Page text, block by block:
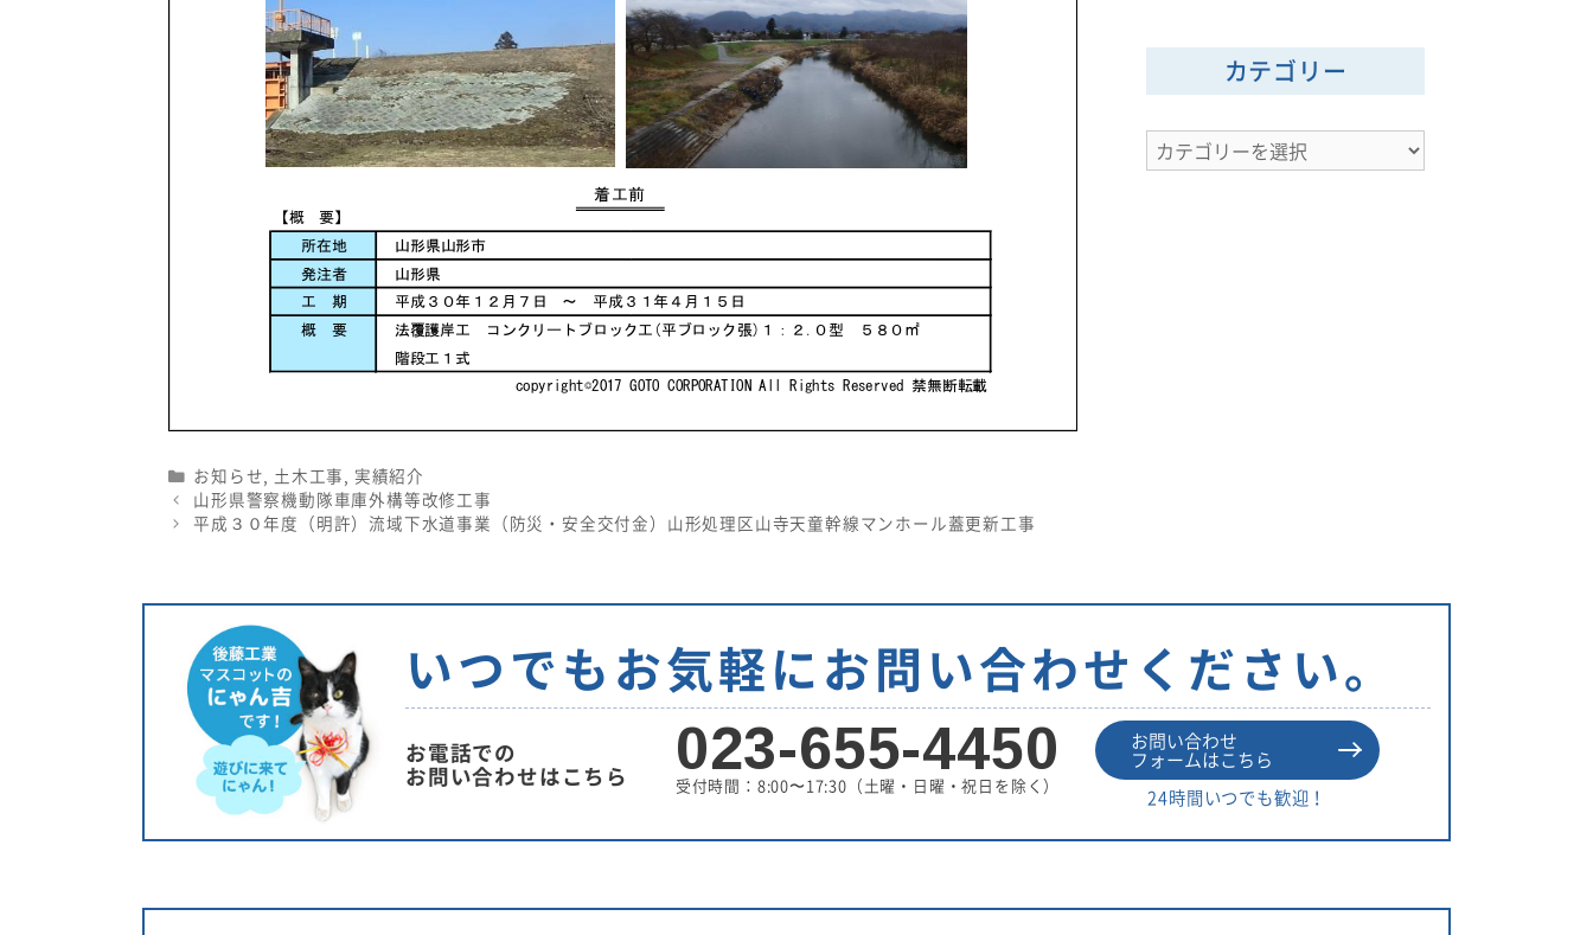
Categories
お知らせ 土木工事 実績紹介
山形県警察機動隊車庫外構等改修工事
平成３０年度（明許）流域下水道事業（防災・安全交付金）山形処理区山寺天童幹線マンホール蓋更新工事
イ
カテゴリー
カ
テ
いつでもお気軽にお問い合わせください。
お電話での
お問い合わせはこちら 023-655-4450
受付時間：8:00〜17:30 （土曜・日曜・祝日を除く）
お問い合わせ
フォームはこちら
24時間いつでも歓迎！